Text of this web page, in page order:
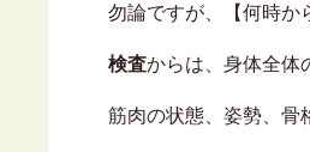
勿論ですが、【何時か
検査からは、身体全体
筋肉の状態、姿勢、骨